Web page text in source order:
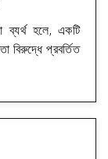
ব্যর্থ হলে, একটি
বিরুদ্ধে প্রবর্তিত